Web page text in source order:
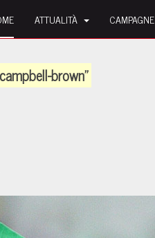
ATTUALITÀ CAMPAGNE
brown"